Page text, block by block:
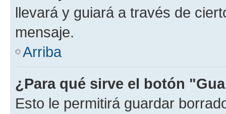
llevará y guiará a través de
mensaje.
Arriba
¿Para qué sirve el botón
Esto le permitirá guardar